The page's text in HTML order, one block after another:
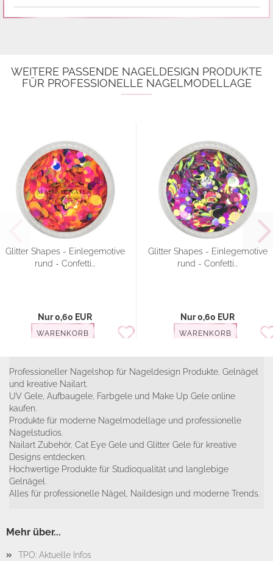
WEITERE PASSENDE NAGELDESIGN PRODUKTE
FÜR PROFESSIONELLE NAGELMODELLAGE
Glitter Shapes - Einlegemotive
rund - Confetti...
Nur 0,60 EUR
WARENKORB
Glitter Shapes - Einlegemotive
rund - Confetti...
Nur 0,60 EUR
WARENKORB
Professioneller Nagelshop für Nageldesign Produkte, Gelnägel
und kreative Nailart.
UV Gele, Aufbaugele, Farbgele und Make Up Gele online
kaufen.
Produkte für moderne Nagelmodellage und professionelle
Nagelstudios.
Nailart Zubehör, Cat Eye Gele und Glitter Gele für kreative
Designs entdecken.
Hochwertige Produkte für Studioqualität und langlebige
Gelnägel.
Alles für professionelle Nägel, Naildesign und moderne Trends.
Mehr über...
TPO: Aktuelle Infos